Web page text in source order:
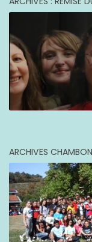
ARCHIVES